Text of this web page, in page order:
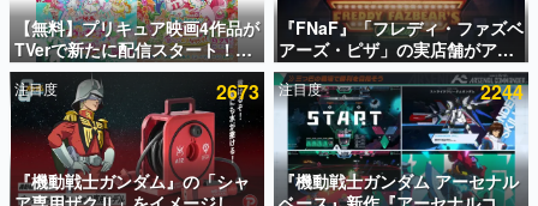
アプリセール情報
インタビュー
連載・特集一覧
殿堂入り記事
SNS拡散数が数千以上！ ページビュー数万以上！ などな
ど。多くの人々に読まれた、電ファミ渾身の“殿堂入り”記
【無料】プリキュア映画4作品が
TVerで新たに配信スタート！な
んと2018年～2024年の映画ほぼ
すべてが見放題に、ぶっちゃけ
ありえないラインナップ
『FNaF』「フレディ・ファズベ
アーズ・ピザ」の実店舗がアメ
リカの商業施設「American
Dream」に2027年オープン！
ScottGamesとの共同開発、食
事だけでなくステージショーや
没入型のホラー体験も楽しめる
注目度 2673
『機動戦士ガンダム』の「シャ
注目度 2244
『機動戦士ガンダム アーセナル